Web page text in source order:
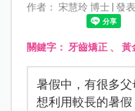
作者： 宋慧玲 博士 | 發
關鍵字： 牙齒矯正、 黃
暑假中，有很多
想利用較長的暑